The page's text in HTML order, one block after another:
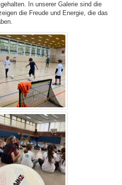
In unserer Galerie sind die
die Freude und Energie, die das